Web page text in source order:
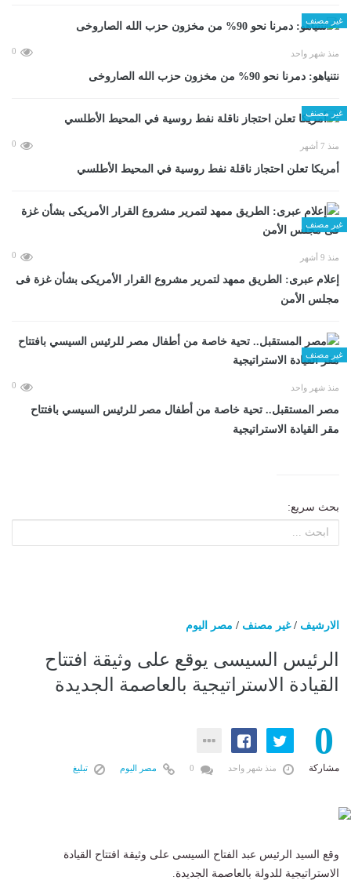
غير مصنف
منذ شهر واحد 0
نتنياهو: دمرنا نحو 90% من مخزون حزب الله الصاروخى
غير مصنف
منذ 7 أشهر 0
أمريكا تعلن احتجاز ناقلة نفط روسية في المحيط الأطلسي
غير مصنف
منذ 9 أشهر 0
إعلام عبرى: الطريق ممهد لتمرير مشروع القرار الأمريكى بشأن غزة فى
مجلس الأمن
غير مصنف
منذ شهر واحد 0
مصر المستقبل.. تحية خاصة من أطفال مصر للرئيس السيسي بافتتاح
مقر القيادة الاستراتيجية
بحث سريع:
الارشيف /غير مصنف / مصر اليوم
الرئيس السيسى يوقع على وثيقة افتتاح
القيادة الاستراتيجية بالعاصمة الجديدة
0
مشاركة منذ شهر واحد مصر اليوم تبليغ
وقع السيد الرئيس عبد الفتاح السيسى على وثيقة افتتاح القيادة
الاستراتيجية للدولة بالعاصمة الجديدة.